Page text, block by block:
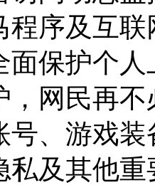
程序及互
面保护个
，网民再
号、游戏
私及其他